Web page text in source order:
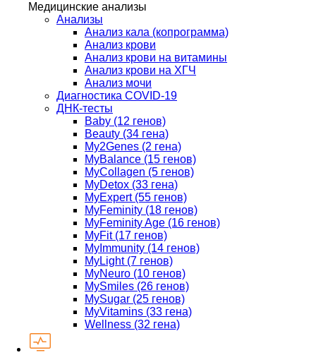
Медицинские анализы
Анализы
Анализ кала (копрограмма)
Анализ крови
Анализ крови на витамины
Анализ крови на ХГЧ
Анализ мочи
Диагностика COVID-19
ДНК-тесты
Baby (12 генов)
Beauty (34 гена)
My2Genes (2 гена)
MyBalance (15 генов)
MyCollagen (5 генов)
MyDetox (33 гена)
MyExpert (55 генов)
MyFeminity (18 генов)
MyFeminity Age (16 генов)
MyFit (17 генов)
MyImmunity (14 генов)
MyLight (7 генов)
MyNeuro (10 генов)
MySmiles (26 генов)
MySugar (25 генов)
MyVitamins (33 гена)
Wellness (32 гена)